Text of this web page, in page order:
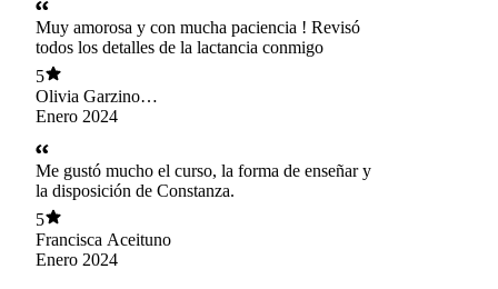
Muy amorosa y con mucha paciencia ! Revisó
todos los detalles de la lactancia conmigo
5
Olivia Garzino
Morgan
Enero 2024
Me gustó mucho el curso, la forma de enseñar y
la disposición de Constanza.
5
Francisca Aceituno
Enero 2024